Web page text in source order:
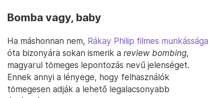
Bomba vagy, baby
Ha máshonnan nem, Rákay Philip filmes munkássága
óta bizonyára sokan ismerik a review bombing,
magyarul tömeges lepontozás nevű jelenséget.
Ennek annyi a lényege, hogy felhasználók
tömegesen adják a lehető legalacsonyabb